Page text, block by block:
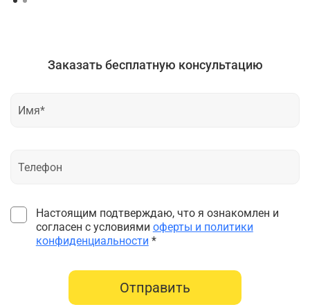
Заказать бесплатную консультацию
Настоящим подтверждаю, что я ознакомлен и
согласен с условиями оферты и политики
конфиденциальности *
Отправить